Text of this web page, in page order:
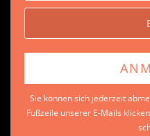
Sie können sich jederzeit
Fußzeile unserer E-Mails